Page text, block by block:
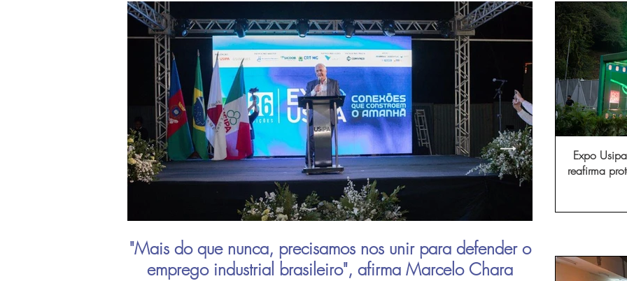
"Mais do que nunca, precisamos nos unir para defender o
emprego industrial brasileiro", afirma Marcelo Chara
viagens
Expo
reafirma